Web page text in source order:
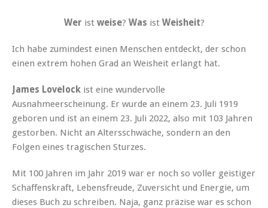
Wer ist weise? Was ist Weisheit?
Ich habe zumindest einen Menschen entdeckt, der schon
einen extrem hohen Grad an Weisheit erlangt hat.
James Lovelock ist eine wundervolle
Ausnahmeerscheinung. Er wurde an einem 23. Juli 1919
geboren und ist an einem 23. Juli 2022, also mit 103 Jahren
gestorben. Nicht an Altersschwäche, sondern an den
Folgen eines tragischen Sturzes.
Mit 100 Jahren im Jahr 2019 war er noch so voller geistiger
Schaffenskraft, Lebensfreude, Zuversicht und Energie, um
dieses Buch zu schreiben. Naja, ganz präzise war es schon